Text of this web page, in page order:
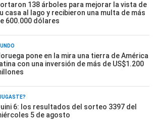
138 árboles para mejorar la vista de
casa al lago y recibieron una multa de más
600.000 dólares
pone en la mira una tierra de América
con una inversión de más de US$1.200
6: los resultados del sorteo 3397 del
5 de agosto